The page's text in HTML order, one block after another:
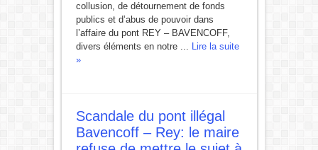
collusion, de détournement de fonds
publics et d’abus de pouvoir dans
l’affaire du pont REY – BAVENCOFF,
divers éléments en notre ... Lire la suite
»
Scandale du pont illégal
Bavencoff – Rey: le maire